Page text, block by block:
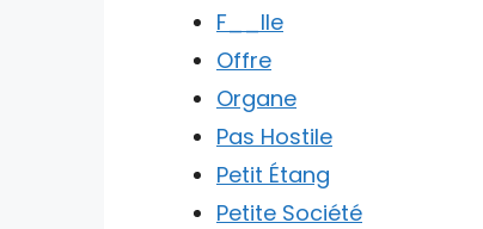
F__Ile
Offre
Organe
Pas Hostile
Petit Étang
Petite Société